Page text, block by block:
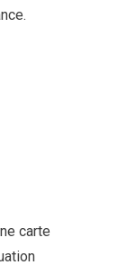
carte